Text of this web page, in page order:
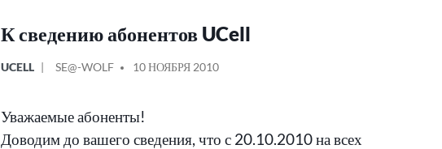
К сведению абонентов UCell
ОПУБЛИКОВАНО
UCELL
СООБЩЕНИЕ
SE@-WOLF 10 НОЯБРЯ 2010
Уважаемые абоненты!
Доводим до вашего сведения, что с 20.10.2010 на всех